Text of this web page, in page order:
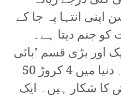
انتہا پہ جا کے
جنم دیتا ہے۔
اور بڑی قسم ’بائی
پولر ڈس آرڈر‘ ہے۔ دنیا میں 4 کروڑ 50
کا شکار ہیں۔ ایک